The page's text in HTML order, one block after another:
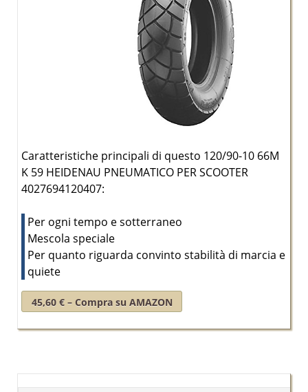
Caratteristiche principali di questo 120/90-10 66M
K 59 HEIDENAU PNEUMATICO PER SCOOTER
4027694120407:
Per ogni tempo e sotterraneo
Mescola speciale
Per quanto riguarda convinto stabilità di marcia e
quiete
45,60 € – Compra su AMAZON